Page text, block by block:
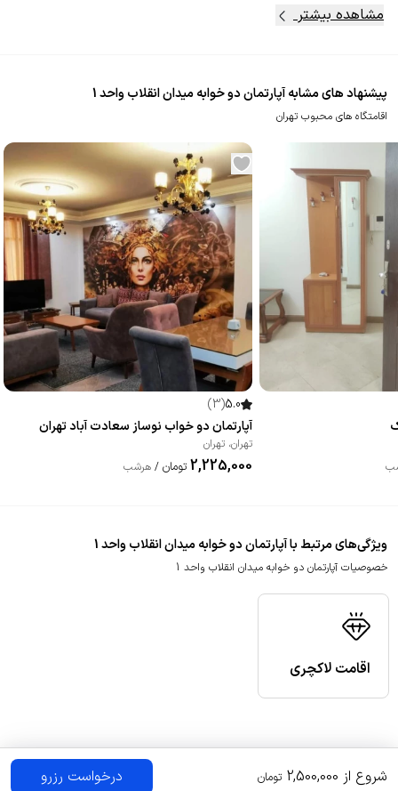
مشاهده بیشتر
پیشنهاد های مشابه آپارتمان دو خوابه میدان انقلاب واحد 1
اقامتگاه های محبوب تهران
5.0
(
3
)
آپارتمان دو خواب نوساز سعادت آباد تهران
تهران، تهران
2,225,000 تومان / هرشب
ویژگی‌های مرتبط با آپارتمان دو خوابه میدان انقلاب واحد 1
خصوصیات آپارتمان دو خوابه میدان انقلاب واحد 1
اقامت لاکچری
شروع از 2,500,000 تومان درخواست رزرو